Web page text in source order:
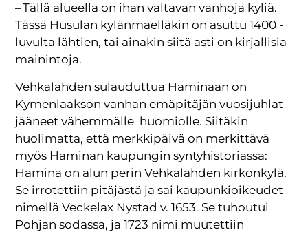
– Tällä alueella on ihan valtavan vanhoja kyliä.
Tässä Husulan kylänmäelläkin on asuttu 1400 -
luvulta lähtien, tai ainakin siitä asti on kirjallisia
mainintoja.
Vehkalahden sulauduttua Haminaan on
Kymenlaakson vanhan emäpitäjän vuosijuhlat
jääneet vähemmälle huomiolle. Siitäkin
huolimatta, että merkkipäivä on merkittävä
myös Haminan kaupungin syntyhistoriassa:
Hamina on alun perin Vehkalahden kirkonkylä.
Se irrotettiin pitäjästä ja sai kaupunkioikeudet
nimellä Veckelax Nystad v. 1653. Se tuhoutui
Pohjan sodassa, ja 1723 nimi muutettiin